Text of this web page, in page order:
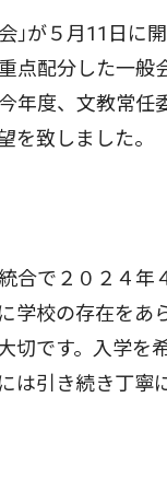
が５月11日に
点配分した一
年度、文教常
を致しました。
で２０２４年
学校の存在を
切です。入学を
は引き続き丁寧